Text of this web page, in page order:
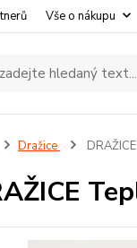
Vše o nákupu
Dražice